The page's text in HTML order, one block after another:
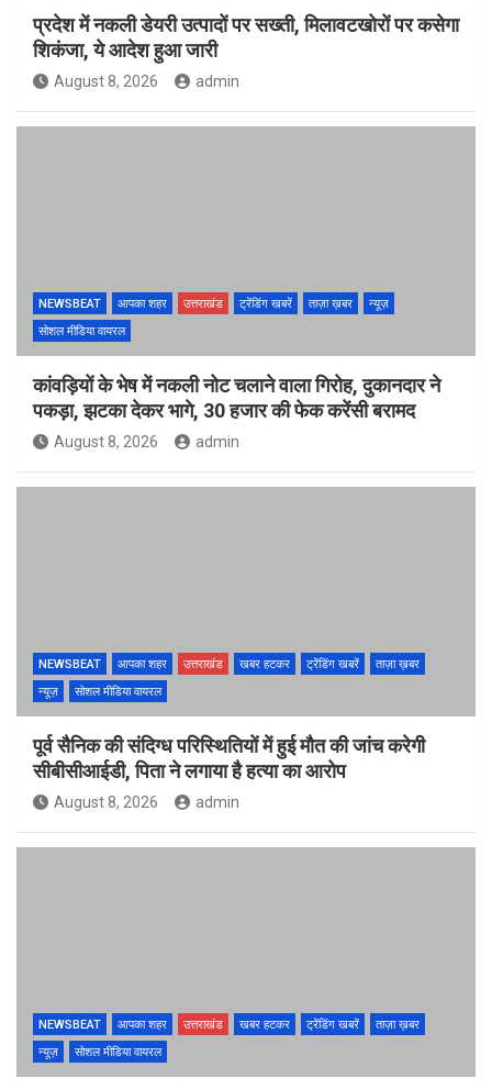
प्रदेश में नकली डेयरी उत्पादों पर सख्ती, मिलावटखोरों पर कसेगा
शिकंजा, ये आदेश हुआ जारी
August 8, 2026 admin
NEWSBEAT आपका शहर उत्तराखंड ट्रेंडिंग खबरें ताज़ा ख़बर
न्यूज़
सोशल मीडिया वायरल
कांवड़ियों के भेष में नकली नोट चलाने वाला गिरोह, दुकानदार ने
पकड़ा, झटका देकर भागे, 30 हजार की फेक करेंसी बरामद
August 8, 2026 admin
NEWSBEAT आपका शहर उत्तराखंड खबर हटकर ट्रेंडिंग खबरें
ताज़ा ख़बर
न्यूज़
सोशल मीडिया वायरल
पूर्व सैनिक की संदिग्ध परिस्थितियों में हुई मौत की जांच करेगी
सीबीसीआईडी, पिता ने लगाया है हत्या का आरोप
August 8, 2026 admin
NEWSBEAT आपका शहर उत्तराखंड खबर हटकर ट्रेंडिंग खबरें
ताज़ा ख़बर
न्यूज़
सोशल मीडिया वायरल